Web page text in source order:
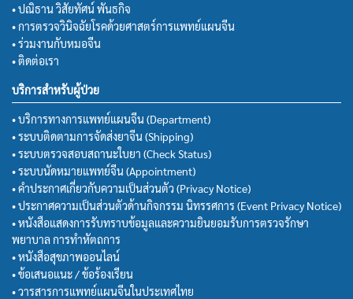
• ปณิธาน วิสัยทัศน์ พันธกิจ
• การตรวจวินิจฉัยโรคด้วยศาสตร์การแพทย์แผนจีน
• ร่วมงานกับหมอจีน
• ติดต่อเรา
บริการสำหรับผู้ป่วย
• บริการทางการแพทย์แผนจีน (Department)
• ระบบติดตามการจัดส่งยาจีน (Shipping)
• ระบบตรวจสอบสถานะใบยา (Check Status)
• ระบบนัดหมายแพทย์จีน (Appointment)
• คำประกาศเกี่ยวกับความเป็นส่วนตัว (Privacy Notice)
• ประกาศความเป็นส่วนตัวด้านกิจกรรม นิทรรศการ (Event Privacy Notice)
• หนังสือแสดงการรับทราบข้อมูลและความยินยอมรับการตรวจรักษา
พยาบาล การทำหัตถการ
• หนังสือสุขภาพออนไลน์
• ข้อเสนอแนะ / ข้อร้องเรียน
• วารสารการแพทย์แผนจีนในประเทศไทย